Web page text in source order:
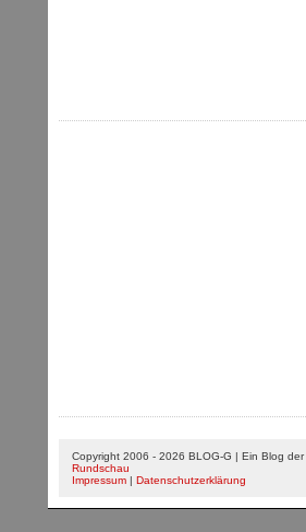
Copyright 2006 - 2026 BLOG-G | Ein Blog der
Rundschau
Impressum | Datenschutzerklärung